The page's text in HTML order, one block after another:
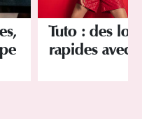
Tuto : des
rapides avec